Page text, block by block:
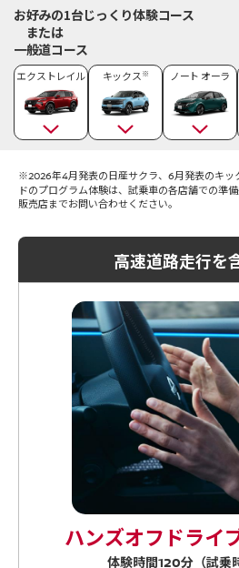
お好みの1台じっくり体験コース
または
一般道コース
エクストレイル キックス※ ノート オーラ
※2026年4月発表の日産サクラ、 6月発表のキッ
ドのプログラム体験は、試乗車の各店舗での準
販売店までお問い合わせください。
高速道路走行を
ハンズオフドライ
体験時間120分（試乗